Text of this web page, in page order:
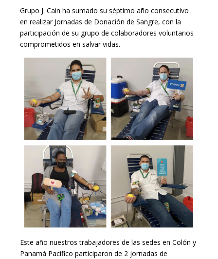
Grupo J. Cain ha sumado su séptimo año consecutivo
en realizar Jornadas de Donación de Sangre, con la
participación de su grupo de colaboradores voluntarios
comprometidos en salvar vidas.
Este año nuestros trabajadores de las sedes en Colón y
Panamá Pacífico participaron de 2 jornadas de